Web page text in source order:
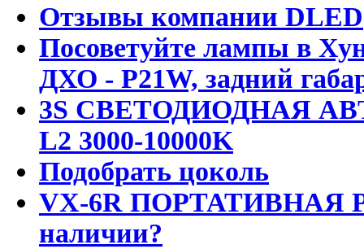
Отзывы компании DLED
Посоветуйте лампы в
ДХО - P21W, задний
3S СВЕТОДИОДНАЯ
L2 3000-10000K
Подобрать цоколь
VX-6R ПОРТАТИВНАЯ
наличии?